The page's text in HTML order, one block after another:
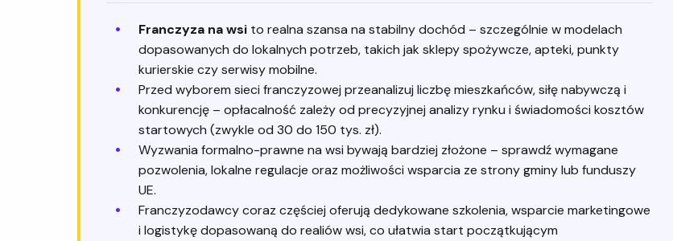
Franczyza na wsi to realna szansa na stabilny dochód – szczególnie w modelach
dopasowanych do lokalnych potrzeb, takich jak sklepy spożywcze, apteki, punkty
kurierskie czy serwisy mobilne.
Przed wyborem sieci franczyzowej przeanalizuj liczbę mieszkańców, siłę nabywczą i
konkurencję – opłacalność zależy od precyzyjnej analizy rynku i świadomości kosztów
startowych (zwykle od 30 do 150 tys. zł).
Wyzwania formalno-prawne na wsi bywają bardziej złożone – sprawdź wymagane
pozwolenia, lokalne regulacje oraz możliwości wsparcia ze strony gminy lub funduszy
UE.
Franczyzodawcy coraz częściej oferują dedykowane szkolenia, wsparcie marketingowe
i logistykę dopasowaną do realiów wsi, co ułatwia start początkującym